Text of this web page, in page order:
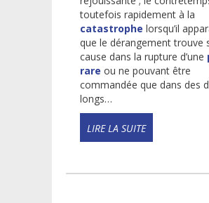
toutefois rapidement à la
catastrophe lorsqu’il
que le dérangement trouve
cause dans la rupture d’une
rare ou ne pouvant être
commandée que dans des
longs…
READ